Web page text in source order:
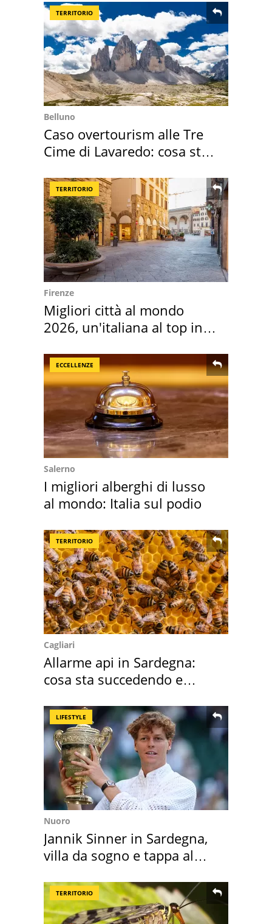
TERRITORIO
Belluno
Caso overtourism alle Tre
Cime di Lavaredo: cosa sta
TERRITORIO
Firenze
Migliori città al mondo
2026, un'italiana al top in
ECCELLENZE
Salerno
I migliori alberghi di lusso
al mondo: Italia sul podio
TERRITORIO
Cagliari
Allarme api in Sardegna:
cosa sta succedendo e
LIFESTYLE
Nuoro
Jannik Sinner in Sardegna,
villa da sogno e tappa al
TERRITORIO